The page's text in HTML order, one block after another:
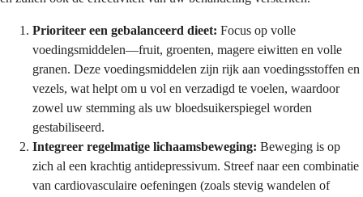
Prioriteer een gebalanceerd dieet: Focus op volle
voedingsmiddelen—fruit, groenten, magere eiwitten en volle
granen. Deze voedingsmiddelen zijn rijk aan voedingsstoffen en
vezels, wat helpt om u vol en verzadigd te voelen, waardoor
zowel uw stemming als uw bloedsuikerspiegel worden
gestabiliseerd.
Integreer regelmatige lichaamsbeweging: Beweging is op
zich al een krachtig antidepressivum. Streef naar een combinatie
van cardiovasculaire oefeningen (zoals stevig wandelen of